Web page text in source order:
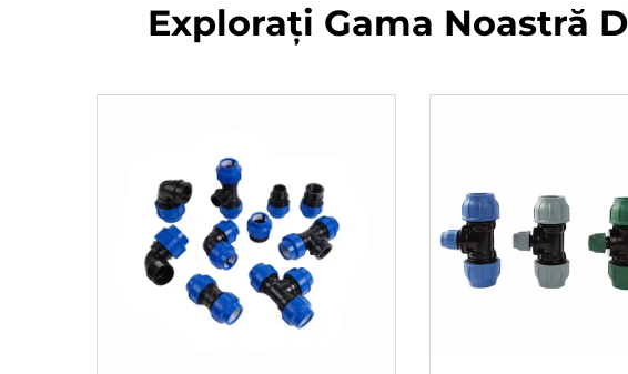
Explorați Gama Noastră